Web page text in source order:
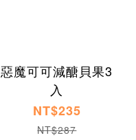
惡魔可可減醣貝果3
入
NT$235
NT$287